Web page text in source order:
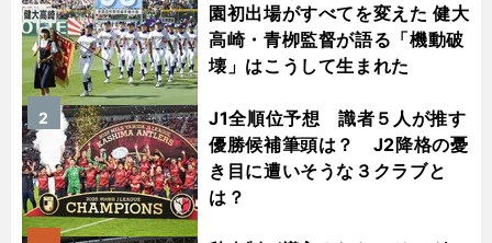
園初出場がすべてを変えた 健大
高崎・青栁監督が語る「機動破
壊」はこうして生まれた
J1全順位予想 識者５人が推す
優勝候補筆頭は？ J2降格の憂
き目に遭いそうな３クラブと
は？
2